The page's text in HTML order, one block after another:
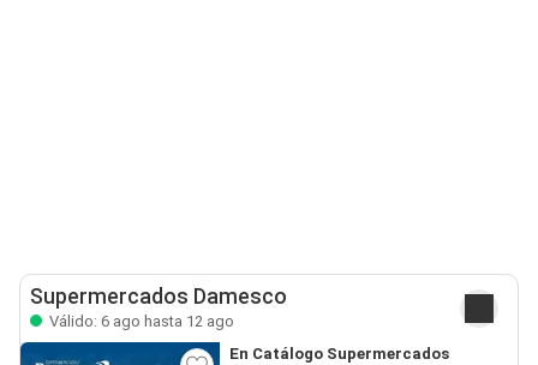
Supermercados Damesco
Válido: 6 ago hasta 12 ago
En Catálogo Supermercados